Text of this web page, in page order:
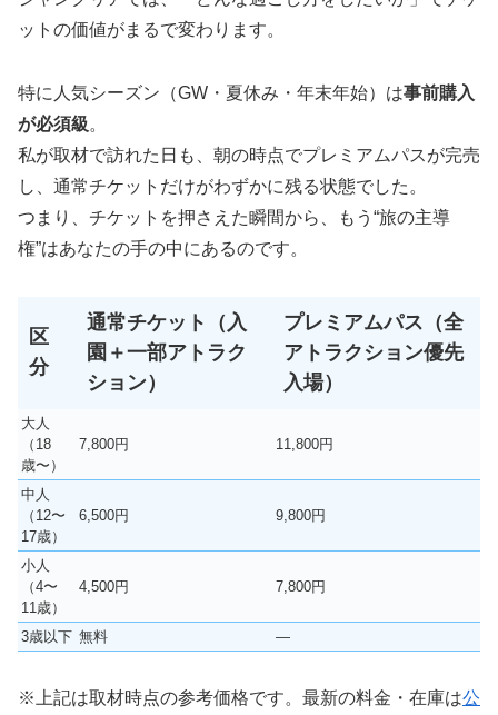
ットの価値がまるで変わります。
特に人気シーズン（GW・夏休み・年末年始）は事前購入
が必須級。
私が取材で訪れた日も、朝の時点でプレミアムパスが完売
し、通常チケットだけがわずかに残る状態でした。
つまり、チケットを押さえた瞬間から、もう“旅の主導
権”はあなたの手の中にあるのです。
区
分
通常チケット（入
園＋一部アトラク
ション）
プレミアムパス（全
アトラクション優先
入場）
大人
（18
歳〜）
7,800円 11,800円
中人
（12〜
17歳）
6,500円 9,800円
小人
（4〜
11歳）
4,500円 7,800円
3歳以下 無料 ―
※上記は取材時点の参考価格です。最新の料金・在庫は公